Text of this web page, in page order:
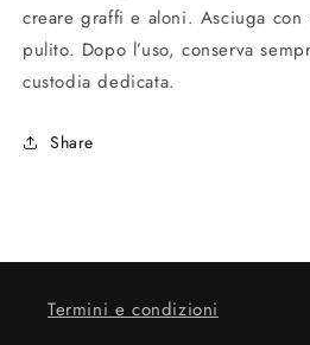
creare graffi e aloni. Asciuga
pulito. Dopo l’uso, conserva
custodia dedicata.
Share
Termini e condizioni